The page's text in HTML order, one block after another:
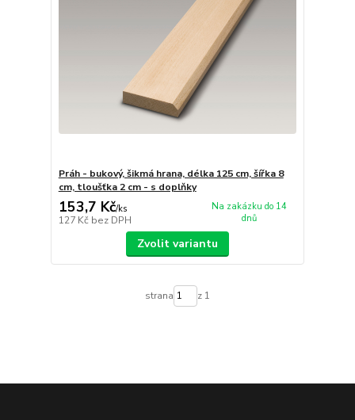
Práh - bukový, šikmá hrana, délka 125 cm, šířka 8
cm, tloušťka 2 cm - s doplňky
153,7 Kč/ks
127 Kč bez DPH
Na zakázku do 14
dnů
Zvolit variantu
strana z 1